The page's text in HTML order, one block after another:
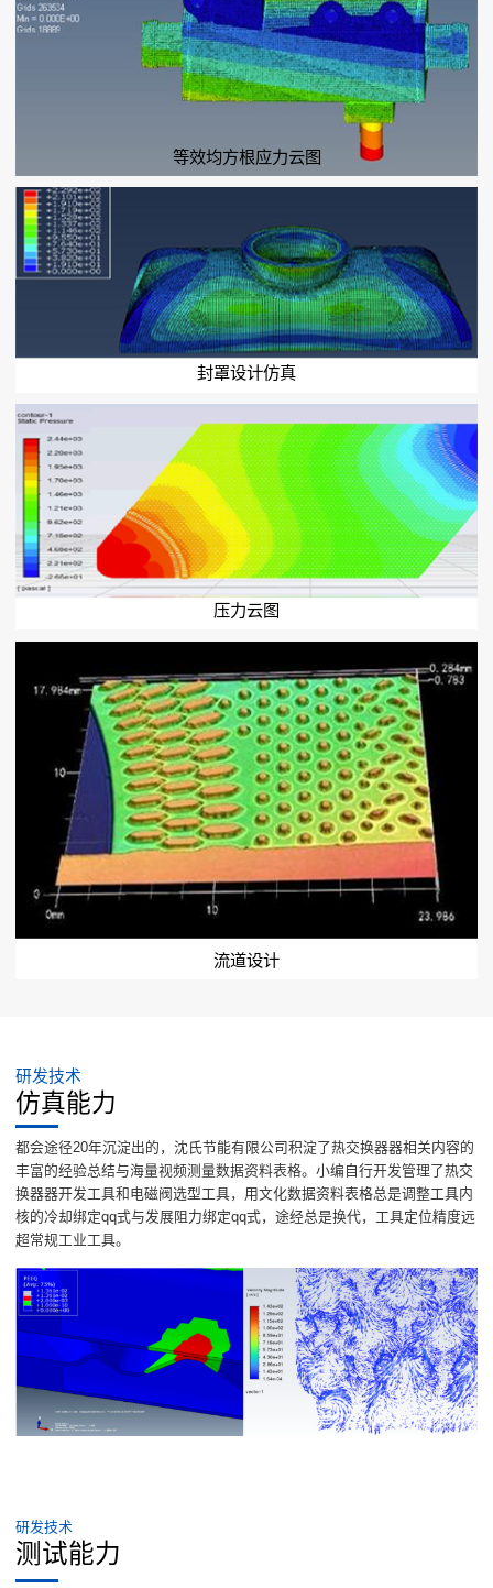
等效均方根应力云图
封罩设计仿真
压力云图
流道设计
研发技术
仿真能力
都会途径20年沉淀出的，沈氏节能有限公司积淀了热交换器器相关内容的
丰富的经验总结与海量视频测量数据资料表格。小编自行开发管理了热交
换器器开发工具和电磁阀选型工具，用文化数据资料表格总是调整工具内
核的冷却绑定qq式与发展阻力绑定qq式，途经总是换代，工具定位精度远
超常规工业工具。
研发技术
测试能力